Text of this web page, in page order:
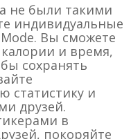
не были такими
индивидуальные
Вы сможете
и время,
сохранять
статистику и
друзей.
в
покоряйте